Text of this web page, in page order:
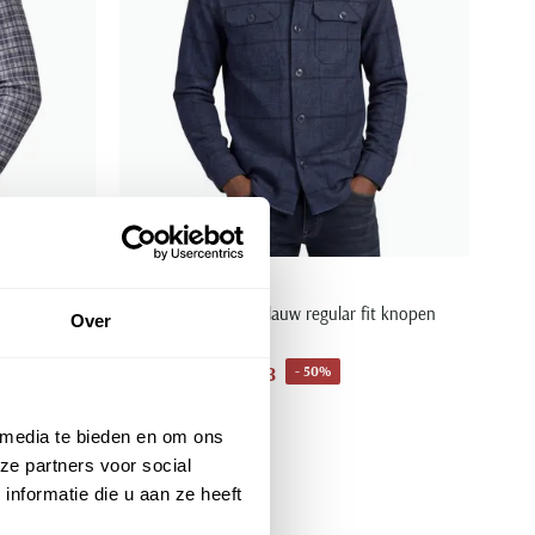
Over
te bieden en om ons
partners voor social
die u aan ze heeft
overshirt donkerblauw regular fit knopen
€ 74,98 - 50%